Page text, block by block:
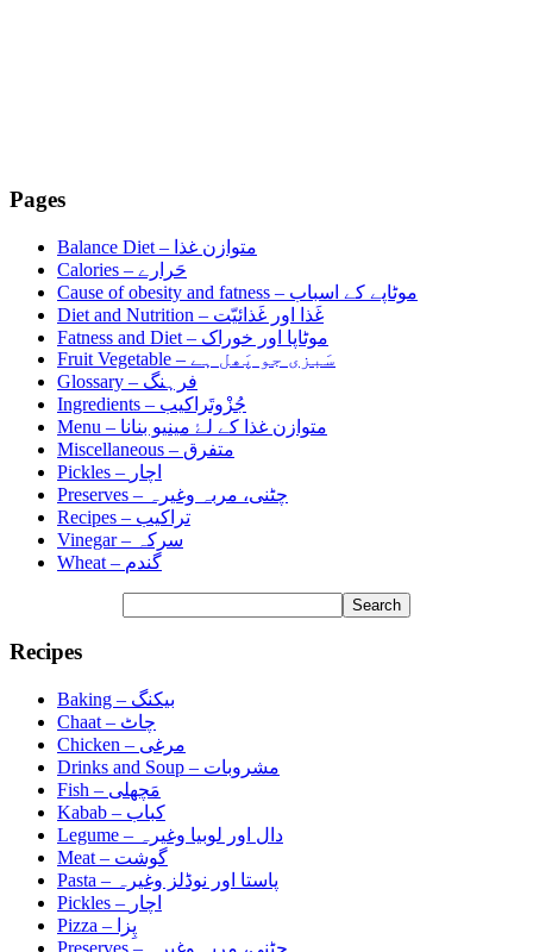
Pages
Balance Diet – متوازن غذا
Calories – حَرارے
Cause of obesity and fatness – موٹاپے کے اسباب
Diet and Nutrition – غَذا اور غَذائیّت
Fatness and Diet – موٹاپا اور خوراک
Fruit Vegetable – سَبزی جو پَھل ہے
Glossary – فرہنگ
Ingredients – جُزْوتَراکیب
Menu – متوازن غذا کے لۓ مینیو بنانا
Miscellaneous – متفرق
Pickles – اچار
Preserves –
چٹنی، مربہ وغیرہ
Recipes – تراکیب
Vinegar –
سرکہ
Wheat – گندم
Recipes
Baking – بیکنگ
Chaat – چاٹ
Chicken – مرغی
Drinks and Soup – مشروبات
Fish – مَچھلی
Kabab – کباب
Legume –
دال اور لوبیا وغیرہ
Meat – گوشت
Pasta –
پاستا اور نوڈلز وغیرہ
Pickles – اچار
Pizza –
پِزا
Preserves –
چٹنی، مربہ وغیرہ